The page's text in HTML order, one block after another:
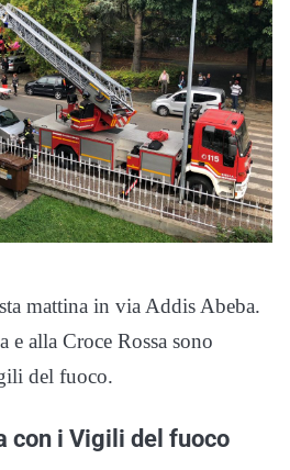
mattina in via Addis Abeba.
e alla Croce Rossa sono
del fuoco.
con i Vigili del fuoco